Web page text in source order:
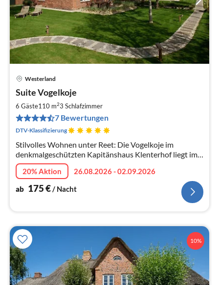
Westerland
Suite Vogelkoje
6 Gäste110 m23 Schlafzimmer
7 Bewertungen
DTV-Klassifizierung
Stilvolles Wohnen unter Reet: Die Vogelkoje im
denkmalgeschützten Kapitänshaus Klenterhof liegt im
begehrten Alt-Westerland auf Sylt, nur wenige
Gehminuten von Strand, Bahnhof und ...
20% Aktion
26.08.2026 - 02.09.2026
ab 175€/ Nacht
10%